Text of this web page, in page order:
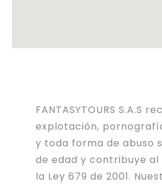
FANTASYTOURS S.A.S
explotación,
y toda forma de abuso
de edad y contribuye
la Ley 679 de 2001.